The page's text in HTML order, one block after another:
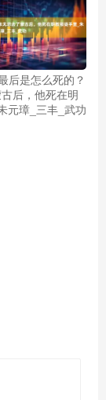
后是怎么死的？
后，他死在明
元璋_三丰_武功